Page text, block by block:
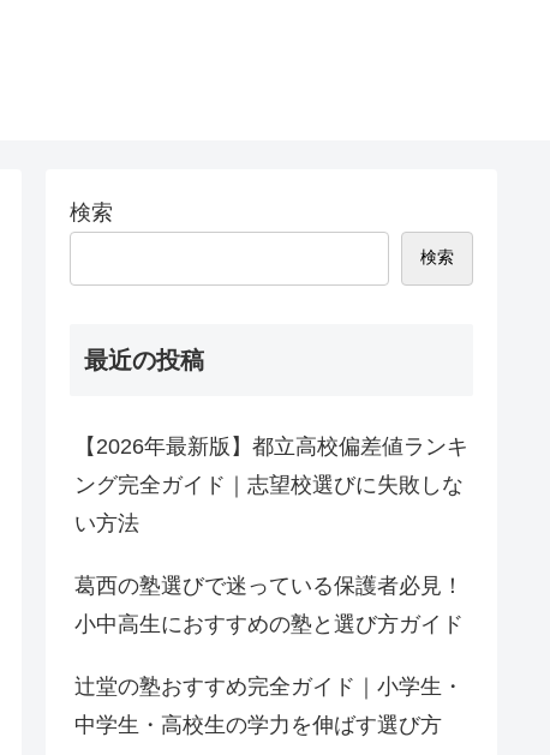
検索
検索
最近の投稿
【2026年最新版】都立高校偏差値ランキ
ング完全ガイド｜志望校選びに失敗しな
い方法
葛西の塾選びで迷っている保護者必見！
小中高生におすすめの塾と選び方ガイド
辻堂の塾おすすめ完全ガイド｜小学生・
中学生・高校生の学力を伸ばす選び方